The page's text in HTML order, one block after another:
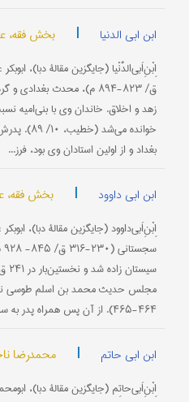
ابن ابی الدنیا | بخش فقه،
ق/ ۸۲۳-۸۹۴ م)، محدث بغدادی
زهد و اخلاق. خاندان وی با بنی‌امیه
خوانده
بغداد و از اولین استادان وی بود، فرز...
ابن ابی داوود | بخش فقه،
اِبْنِ‌اَبی‌داوود (جایگزین مقالۀ دبا)،
۴۶۴-۴۶۵). از آن پس همراه پدر به سرزمینهای مختلف سفر ...
ابن ابی حاتم | محمدرضا
اِبْنِ‌اَبی‌حاتِم (جایگزین مقالۀ دبا)،